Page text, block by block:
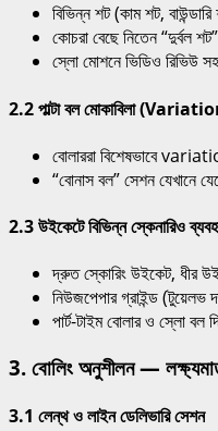
বিভিন্ন শট (কাম শট,
কোচরা বেছে নিতেন “দুর্বল
স্লো মোশনে ভিডিও রিভিউ সহ
2.2 পাল্টা বল মোকাবিলা
বোলাররা বিশেষভাবে
“বোনাস বল” সেশন যেখানে
2.3 উইকেটে বিভিন্ন স্কেনারিও
দ্রুত স্কোরিং উইকেট, ধীর
নিউজপেপার গ্রাইন্ড (টুয়েলভ
পার্ট-টাইম বোলার ও স্লো বল
3. বোলিং অনুশীলন —
3.1 লেন্থ ও লাইন ডেলিভারি সেশন